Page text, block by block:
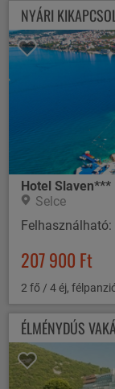
NYÁRI
Hotel Slaven***
Selce
207 900 Ft
2 fő / 4 éj,
ÉLMÉNYDÚS